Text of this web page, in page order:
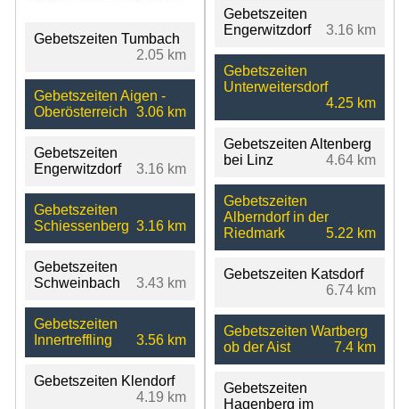
Gebetszeiten Tumbach
2.05 km
Gebetszeiten Aigen -
Oberösterreich
3.06 km
Gebetszeiten
Engerwitzdorf
3.16 km
Gebetszeiten
Schiessenberg 3.16 km
Gebetszeiten
Schweinbach
3.43 km
Gebetszeiten
Innertreffling
3.56 km
Gebetszeiten Klendorf
4.19 km
Gebetszeiten
Engerwitzdorf
3.16 km
Gebetszeiten
Unterweitersdorf
4.25 km
Gebetszeiten Altenberg
bei Linz
4.64 km
Gebetszeiten
Alberndorf in der
Riedmark
5.22 km
Gebetszeiten Katsdorf
6.74 km
Gebetszeiten Wartberg
ob der Aist
7.4 km
Gebetszeiten
Hagenberg im